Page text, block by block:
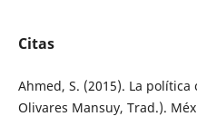
Citas
Ahmed, S. (2015). La
Olivares Mansuy, Trad.).